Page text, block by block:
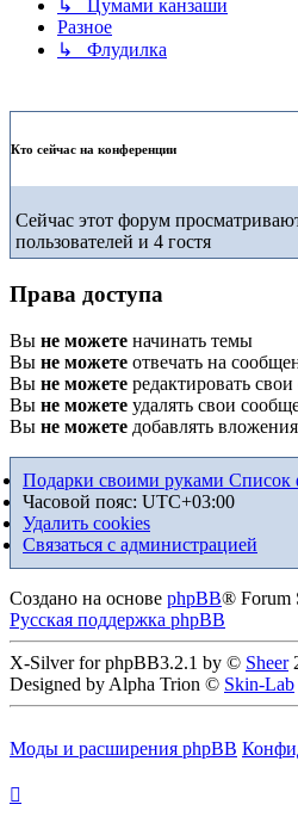
↳ Цумами канзаши
Разное
↳ Флудилка
Кто сейчас на конференции
Сейчас этот форум
пользователей и 4 гостя
Права доступа
Вы не можете начинать темы
Вы не можете отвечать на
Вы не можете редактировать
Вы не можете удалять свои
Вы не можете добавлять вложения
Подарки своими руками Список
Часовой пояс: UTC+03:00
Удалить cookies
Связаться с администрацией
Создано на основе phpBB® Forum
Русская поддержка phpBB
X-Silver for phpBB3.2.1 by © Sheer
Designed by Alpha Trion © Skin-Lab
Моды и расширения phpBB